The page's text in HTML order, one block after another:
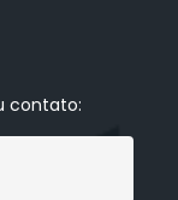
contato: